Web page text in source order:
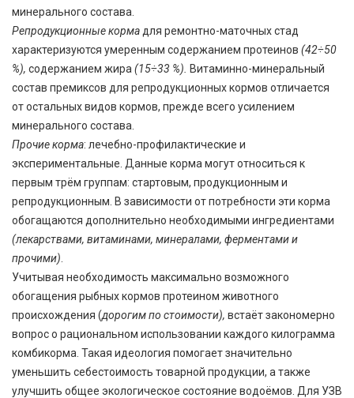
минерального состава.
Репродукционные корма для ремонтно-маточных стад
характеризуются умеренным содержанием протеинов (42÷50
%), содержанием жира (15÷33 %).
Витаминно-минеральный
состав премиксов для репродукционных кормов отличается
от остальных видов кормов, прежде всего усилением
минерального состава.
Прочие корма: лечебно-профилактические и
экспериментальные. Данные корма могут относиться к
первым трём группам: стартовым, продукционным и
репродукционным. В зависимости от потребности эти корма
обогащаются дополнительно необходимыми ингредиентами
(лекарствами, витаминами, минералами, ферментами и
прочими)
Учитывая необходимость максимально возможного
обогащения рыбных кормов протеином животного
происхождения (дорогим по стоимости), встаёт закономерно
вопрос о рациональном использовании каждого килограмма
комбикорма. Такая идеология помогает значительно
уменьшить себестоимость товарной продукции, а также
улучшить общее экологическое состояние водоёмов. Для УЗВ